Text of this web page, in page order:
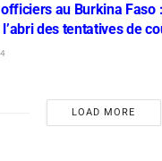
au Burkina Faso
des tentatives de
LOAD MORE